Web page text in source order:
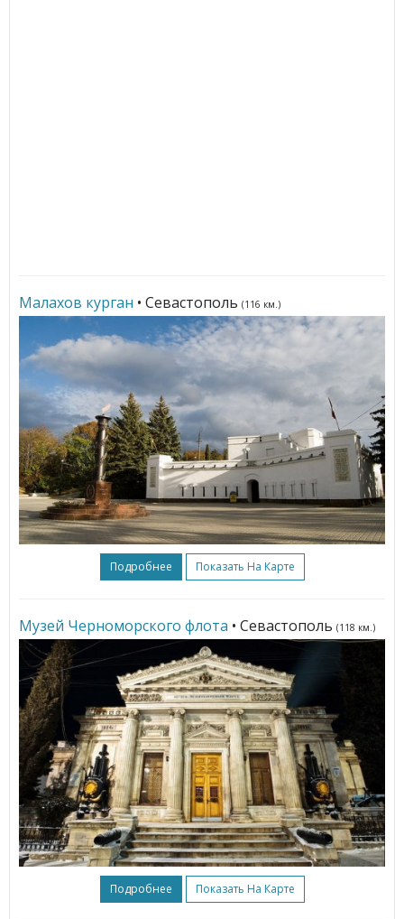
Малахов курган • Севастополь (116 км.)
Подробнее Показать На Карте
Музей Черноморского флота • Севастополь (118 км.)
Подробнее Показать На Карте